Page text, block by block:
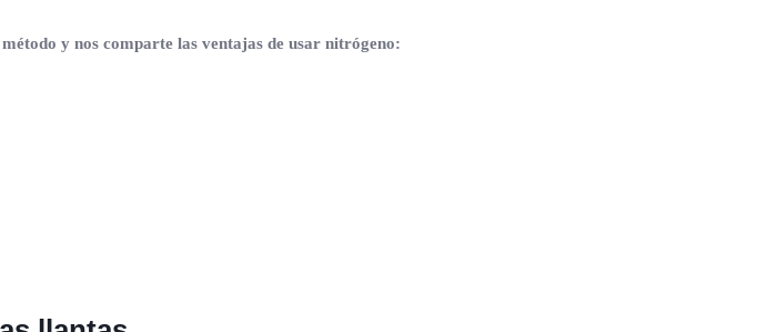
y nos comparte las ventajas de usar nitrógeno: